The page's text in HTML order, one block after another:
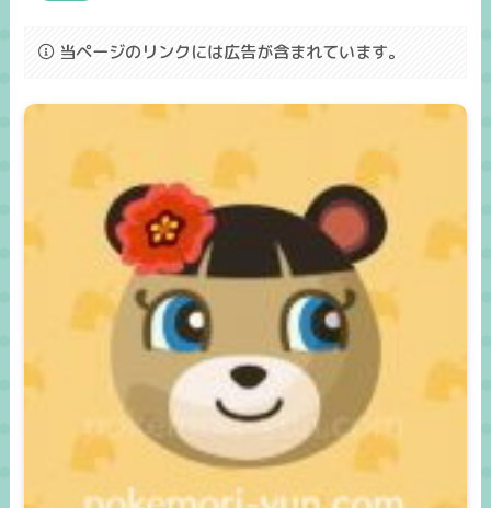
当ページのリンクには広告が含まれています。